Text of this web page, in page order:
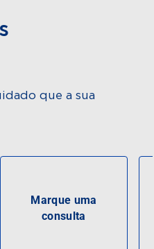
que a sua
Marque uma
consulta